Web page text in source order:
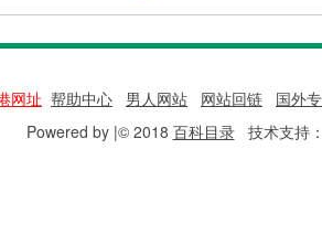
网址 帮助中心 男人网站 网站回链
国外
Powered by |© 2018 百科目录技术支持